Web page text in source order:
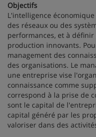
Objectifs
L'intelligence
des réseaux ou des
performances, et à
production innovants.
management des
des organisations. Le
une entreprise vise
connaissance comme
correspond à la prise de
sont le capital de
capital généré par les
valoriser dans des